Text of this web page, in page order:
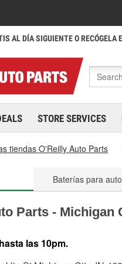
AL DÍA SIGUIENTE O RECÓGELA
STORE SERVICES
tiendas O'Reilly Auto Parts
Baterías para
Parts - Michigan
las 10pm.